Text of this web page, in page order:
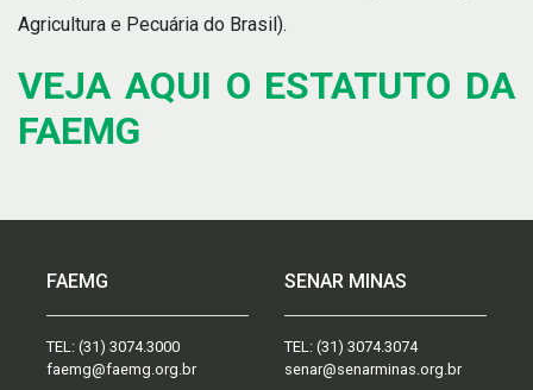
Agricultura e Pecuária do Brasil).
VEJA AQUI O ESTATUTO DA
FAEMG
FAEMG
TEL: (31) 3074.3000
faemg@faemg.org.br
SENAR MINAS
TEL: (31) 3074.3074
senar@senarminas.org.br